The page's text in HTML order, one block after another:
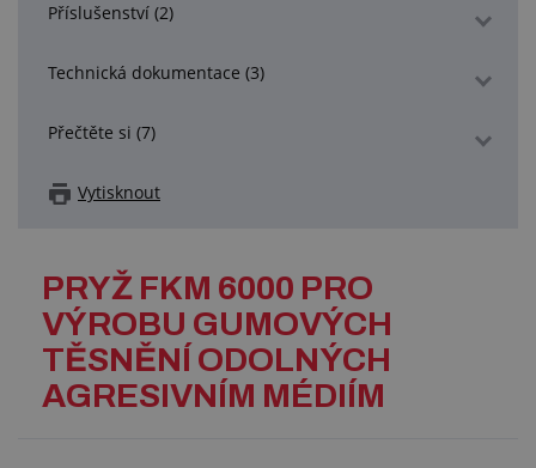
Příslušenství (2)
Technická dokumentace (3)
Přečtěte si (7)
Vytisknout
PRYŽ FKM 6000 PRO
VÝROBU GUMOVÝCH
TĚSNĚNÍ ODOLNÝCH
AGRESIVNÍM MÉDIÍM